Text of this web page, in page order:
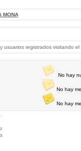
MONA
usuarios registrados visitando
No hay
No hay
No hay